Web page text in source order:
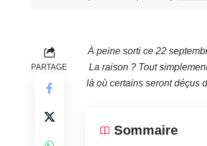
PARTAGE
À peine sorti ce 22
La raison ? Tout
là où certains seront déçus
Sommaire